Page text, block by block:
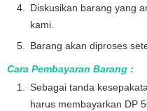
Diskusikan barang yang
kami.
Barang akan diproses
Cara Pembayaran Barang :
Sebagai tanda
harus membayarkan DP